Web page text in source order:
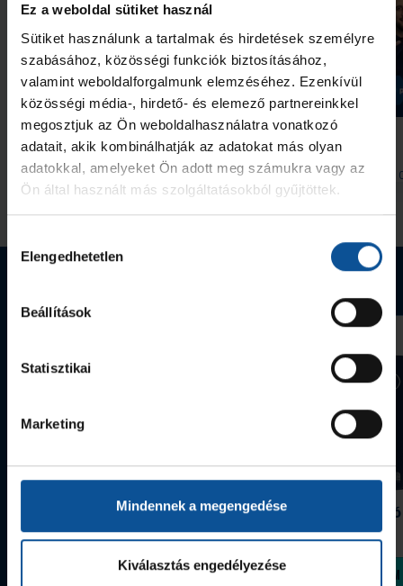
Ez a weboldal sütiket használ
Sütiket használunk a tartalmak és hirdetések személyre
szabásához, közösségi funkciók biztosításához,
valamint weboldalforgalmunk elemzéséhez. Ezenkívül
közösségi média-, hirdető- és elemező partnereinkkel
megosztjuk az Ön weboldalhasználatra vonatkozó
adatait, akik kombinálhatják az adatokat más olyan
adatokkal, amelyeket Ön adott meg számukra vagy az
Ön által használt más szolgáltatásokból gyűjtöttek.
kiválasztása
Elengedhetetlen
Beállítások
Statisztikai
Marketing
Mindennek a megengedése
Kiválasztás engedélyezése
Megnézem az összeset
Galéria
Handball Family 2026. aug. 07.
#kékek Tour 1. állomás:
Hódmezővásárhely
Handball Family 2026. aug.
Indul a helyszíni
bérletértékesítés
Grafitceruza 25/26
390 Ft
Megvásárolom
Szeged
1 090 Ft
Megvásárolom